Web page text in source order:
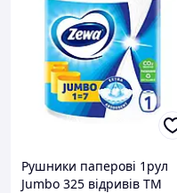
Рушники паперові 1рул
Jumbo 325 відривів ТМ